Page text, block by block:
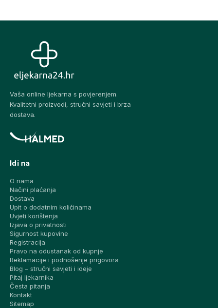
Vaša online ljekarna s povjerenjem.
Kvalitetni proizvodi, stručni savjeti i brza
dostava.
Idi na
O nama
Načini plaćanja
Dostava
Upit o dodatnim količinama
Uvjeti korištenja
Izjava o privatnosti
Sigurnost kupovine
Registracija
Pravo na odustanak od kupnje
Reklamacije i podnošenje prigovora
Blog – stručni savjeti i ideje
Pitaj ljekarnika
Česta pitanja
Kontakt
Sitemap